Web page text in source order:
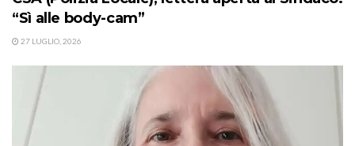
“Sì alle body-cam”
27 LUGLIO, 2026